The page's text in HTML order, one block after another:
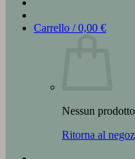
Carrello /0,00 €
Nessun
Ritorna al